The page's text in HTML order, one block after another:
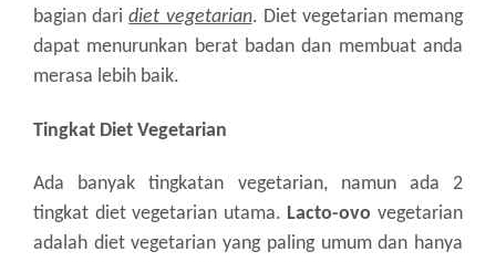
bagian daridiet vegetarian. Diet vegetarian memang
dapat menurunkan berat badan dan membuat anda
merasa lebih baik.
Tingkat Diet Vegetarian
Ada banyak tingkatan vegetarian, namun ada 2
tingkat diet vegetarian utama. Lacto-ovo vegetarian
adalah diet vegetarian yang paling umum dan hanya